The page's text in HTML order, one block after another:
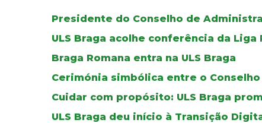
Presidente do Conselho de
ULS Braga acolhe conferência da
Braga Romana entra na ULS Braga
Cerimónia simbólica entre o
Cuidar com propósito: ULS Braga
ULS Braga deu início à Transição